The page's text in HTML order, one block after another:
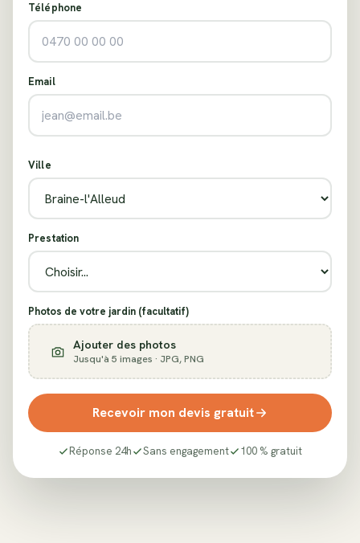
Téléphone
Email
Ville
Prestation
Photos de votre jardin (facultatif)
Ajouter des photos
Jusqu'à 5 images · JPG, PNG
Recevoir mon devis gratuit
Réponse 24h Sans engagement 100 % gratuit